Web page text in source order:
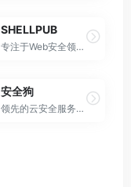
SHELLPUB
专注于Web安全领域的专业在线工具平台
安全狗
领先的云安全服务与解决方案提供商